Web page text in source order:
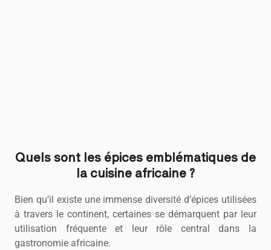
Quels sont les épices emblématiques de
la cuisine africaine ?
Bien qu’il existe une immense diversité d’épices utilisées
à travers le continent, certaines se démarquent par leur
utilisation fréquente et leur rôle central dans la
gastronomie africaine.